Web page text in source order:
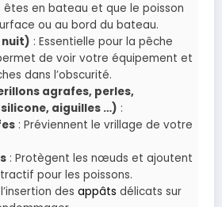
en bateau et que le poisson
ou au bord du bateau.
nuit) : Essentielle pour la pêche
de voir votre équipement et
dans l’obscurité.
agrafes, perles,
aiguilles …) :
: Préviennent le vrillage de votre
: Protègent les nœuds et ajoutent
pour les poissons.
des appâts délicats sur